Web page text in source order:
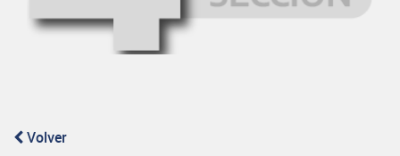
Volver